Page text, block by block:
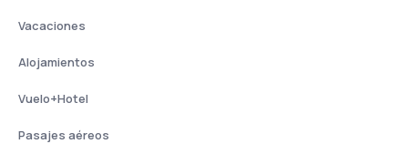
Vacaciones
Alojamientos
Vuelo+Hotel
Pasajes aéreos